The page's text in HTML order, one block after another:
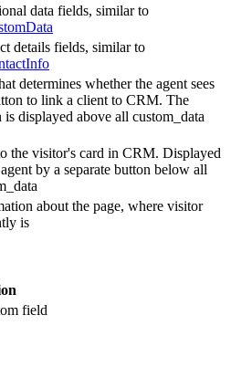
data fields, similar to
details fields, similar to
determines whether the agent sees
to link a client to CRM. The
is displayed above all custom_data
the visitor's card in CRM. Displayed
by a separate button below all
about the page, where visitor
is
field